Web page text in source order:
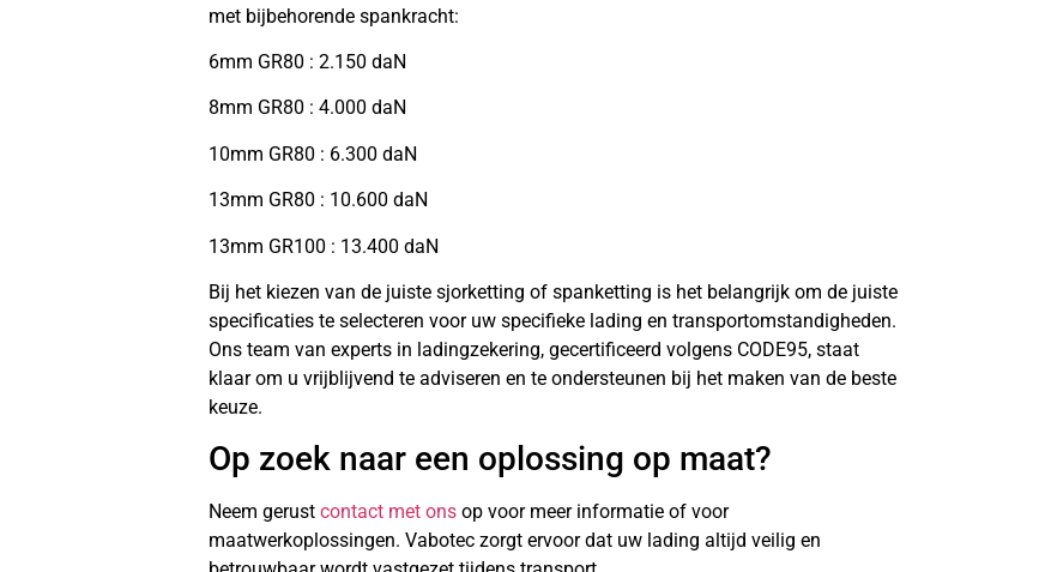
met bijbehorende spankracht:
6mm GR80 : 2.150 daN
8mm GR80 : 4.000 daN
10mm GR80 : 6.300 daN
13mm GR80 : 10.600 daN
13mm GR100 : 13.400 daN
Bij het kiezen van de juiste sjorketting of spanketting is het belangrijk om de juiste
specificaties te selecteren voor uw specifieke lading en transportomstandigheden.
Ons team van experts in ladingzekering, gecertificeerd volgens CODE95, staat
klaar om u vrijblijvend te adviseren en te ondersteunen bij het maken van de beste
keuze.
Op zoek naar een oplossing op maat?
Neem gerust contact met ons op voor meer informatie of voor
maatwerkoplossingen. Vabotec zorgt ervoor dat uw lading altijd veilig en